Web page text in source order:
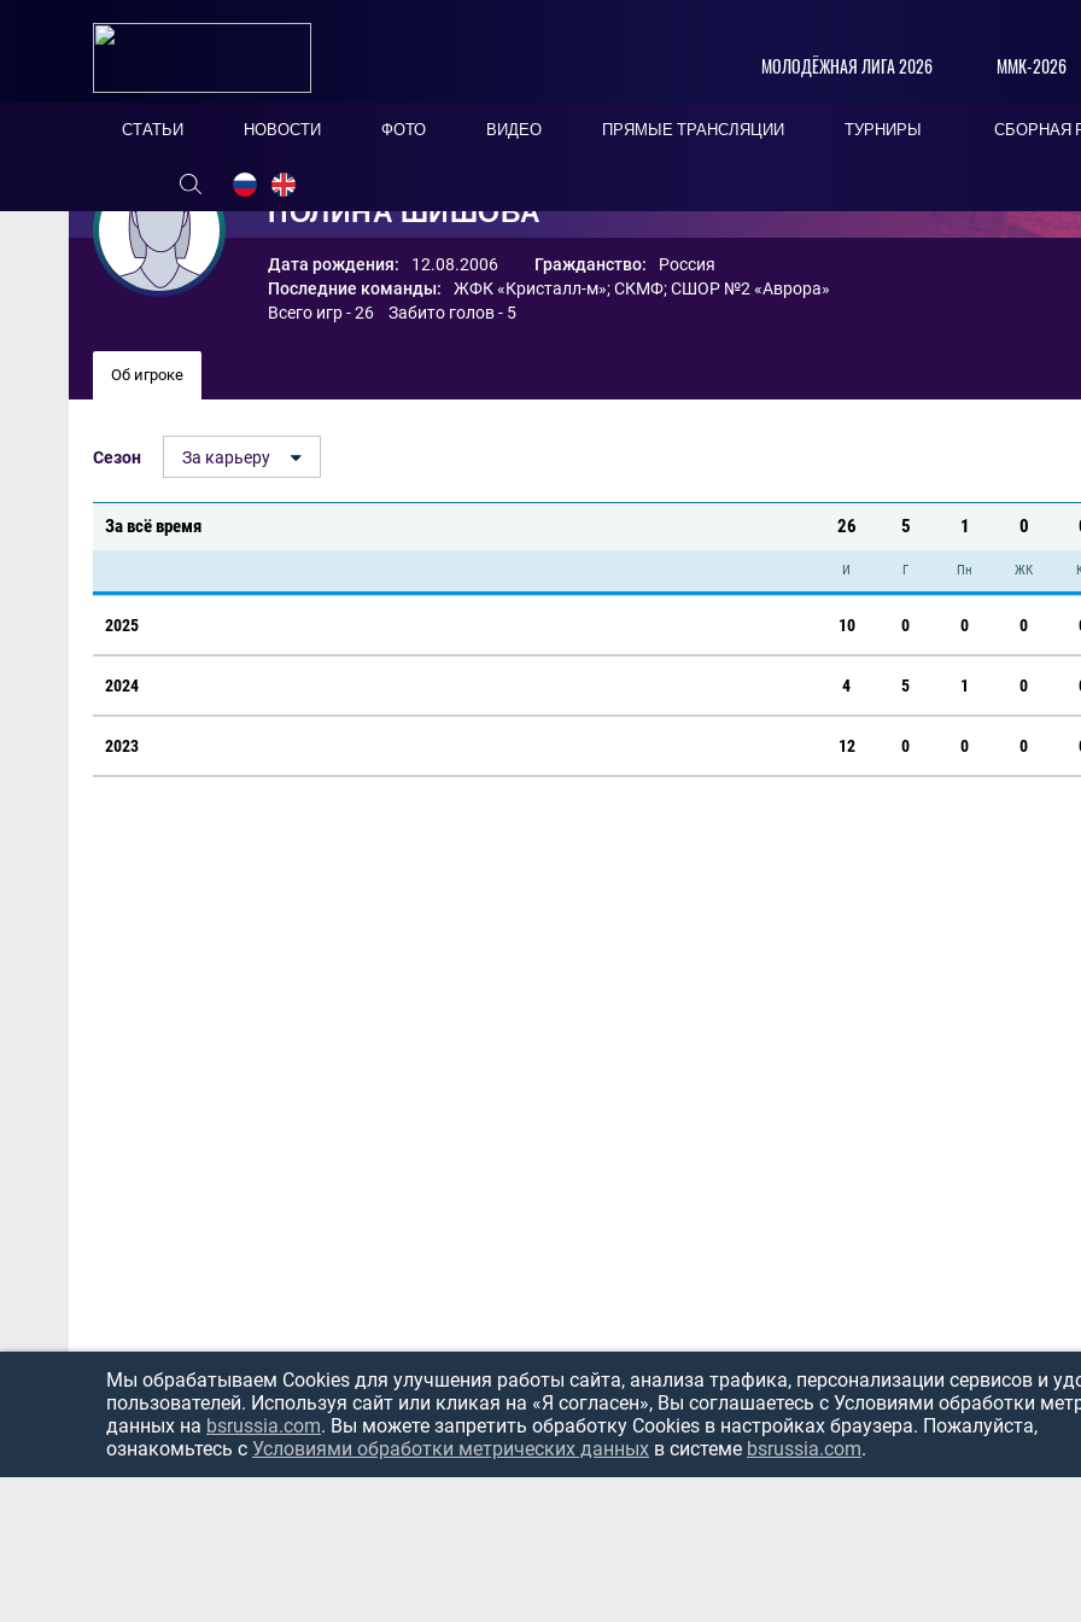
МОЛОДЁЖНАЯ ЛИГА 2026 ММК-2026
СТАТЬИ НОВОСТИ ФОТО ВИДЕО ПРЯМЫЕ ТРАНСЛЯЦИИ ТУРНИРЫ СБОРНАЯ
ПОЛИНА ШИШОВА
Дата рождения: 12.08.2006 Гражданство:
Россия
Последние команды:
ЖФК «Кристалл-м»;СКМФ;СШОР №2 «Аврора»
Всего игр - 26 Забито голов - 5
Об игроке
Сезон За карьеру
За всё время 26 5 1 0
И Г Пн ЖК
2025 10 0 0 0
2024 4 5 1 0
2023 12 0 0 0
Мы обрабатываем Cookies для улучшения работы сайта, анализа трафика, персонализации сервисов и
пользователей. Используя сайт или кликая на «Я согласен», Вы соглашаетесь с Условиями обработки
данных на bsrussia.com. Вы можете запретить обработку Cookies в настройках браузера. Пожалуйста,
ознакомьтесь с Условиями обработки метрических данных в системе bsrussia.com.